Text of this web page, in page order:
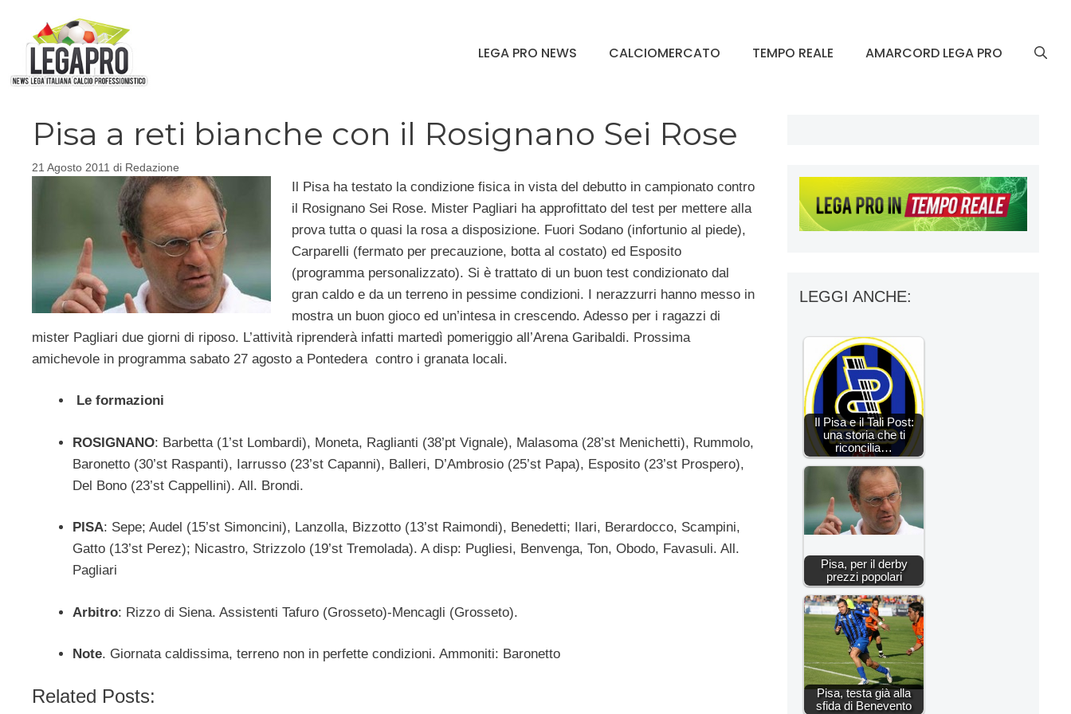
contenuto
LEGA PRO NEWS CALCIOMERCATO TEMPO REALE AMARCORD LEGA PRO
Pisa a reti bianche con il Rosignano Sei Rose
21 Agosto 2011 di Redazione
Il Pisa ha testato la condizione fisica in vista del debutto in campionato contro
il Rosignano Sei Rose. Mister Pagliari ha approfittato del test per mettere alla
prova tutta o quasi la rosa a disposizione. Fuori Sodano (infortunio al piede),
Carparelli (fermato per precauzione, botta al costato) ed Esposito
(programma personalizzato). Si è trattato di un buon test condizionato dal
gran caldo e da un terreno in pessime condizioni. I nerazzurri hanno messo in
mostra un buon gioco ed un’intesa in crescendo. Adesso per i ragazzi di
mister Pagliari due giorni di riposo. L’attività riprenderà infatti martedì pomeriggio all’Arena Garibaldi. Prossima
amichevole in programma sabato 27 agosto a Pontedera contro i granata locali.
Le formazioni
ROSIGNANO: Barbetta (1’st Lombardi), Moneta, Raglianti (38’pt Vignale), Malasoma (28’st Menichetti), Rummolo,
Baronetto (30’st Raspanti), Iarrusso (23’st Capanni), Balleri, D’Ambrosio (25’st Papa), Esposito (23’st Prospero),
Del Bono (23’st Cappellini). All. Brondi.
PISA: Sepe; Audel (15’st Simoncini), Lanzolla, Bizzotto (13’st Raimondi), Benedetti; Ilari, Berardocco, Scampini,
Gatto (13’st Perez); Nicastro, Strizzolo (19’st Tremolada). A disp: Pugliesi, Benvenga, Ton, Obodo, Favasuli. All.
Pagliari
Arbitro: Rizzo di Siena. Assistenti Tafuro (Grosseto)-Mencagli (Grosseto).
Note. Giornata caldissima, terreno non in perfette condizioni. Ammoniti: Baronetto
Related Posts:
LEGGI ANCHE:
Il Pisa e il Tali Post:
una storia che ti
riconcilia…
Pisa, per il derby
prezzi popolari
Pisa, testa già alla
sfida di Benevento